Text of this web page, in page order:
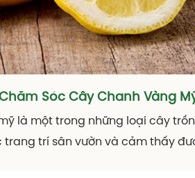
Sóc Cây Chanh Vàng
là một trong những loại cây
trang trí sân vườn và cảm thấy